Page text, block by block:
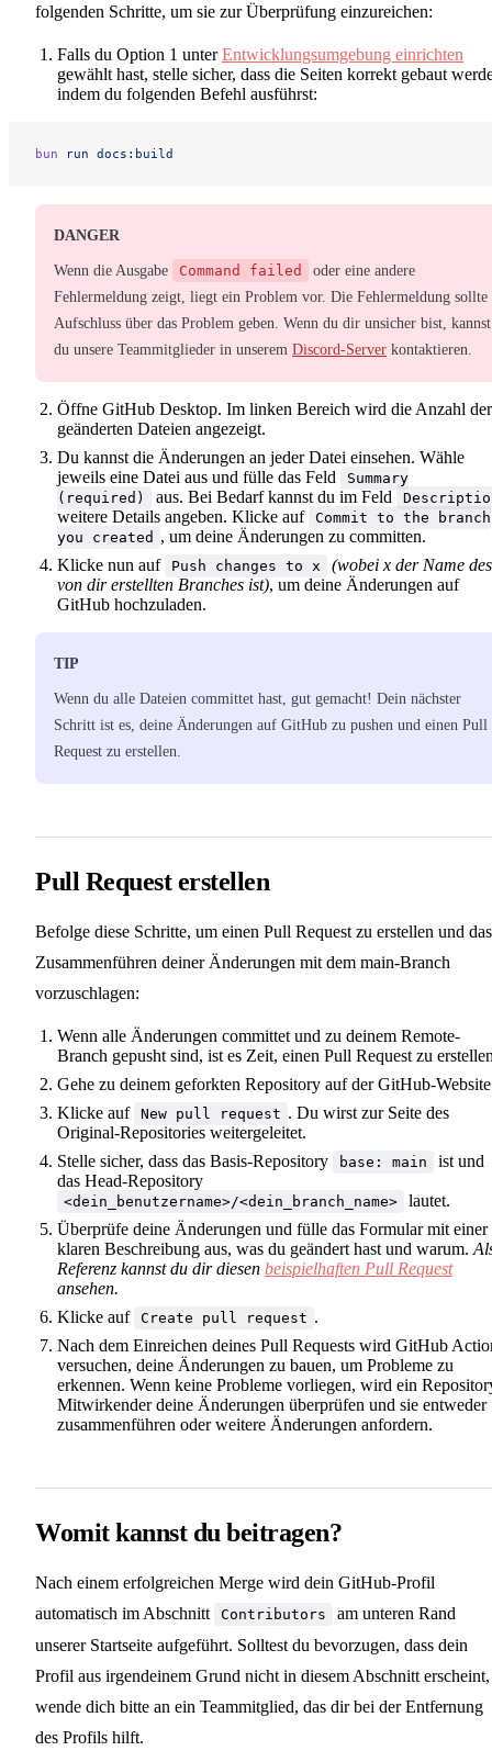
folgenden Schritte, um sie zur Überprüfung einzureichen:
Falls du Option 1 unterEntwicklungsumgebung einrichten
gewählt hast, stelle sicher, dass die Seiten korrekt gebaut
indem du folgenden Befehl ausführst:
bun run docs:build
DANGER
Wenn die Ausgabe Command failed
oder eine andere
Fehlermeldung zeigt, liegt ein Problem vor. Die Fehlermeldung sollte
Aufschluss über das Problem geben. Wenn du dir unsicher bist, kannst
du unsere Teammitglieder in unserem Discord-Server kontaktieren.
Öffne GitHub Desktop. Im linken Bereich wird die Anzahl der
geänderten Dateien angezeigt.
Du kannst die Änderungen an jeder Datei einsehen. Wähle
jeweils eine Datei aus und fülle das Feld
Summary
(required)
aus. Bei Bedarf kannst du im Feld
weitere Details angeben. Klicke auf Commit to the branch
you created , um deine Änderungen zu committen.
Klicke nun auf
Push changes to x
(wobei x der Name des
von dir erstellten Branches ist), um deine Änderungen auf
GitHub hochzuladen.
TIP
Wenn du alle Dateien committet hast, gut gemacht! Dein nächster
Schritt ist es, deine Änderungen auf GitHub zu pushen und einen Pull
Request zu erstellen.
Pull Request erstellen
Befolge diese Schritte, um einen Pull Request zu erstellen und das
Zusammenführen deiner Änderungen mit dem main-Branch
vorzuschlagen:
Wenn alle Änderungen committet und zu deinem Remote-
Branch gepusht sind, ist es Zeit, einen Pull Request zu
Gehe zu deinem geforkten Repository auf der GitHub-
Klicke auf New pull request . Du wirst zur Seite des
Original-Repositories weitergeleitet.
Stelle sicher, dass das Basis-Repository
base: main
ist und
das Head-Repository
<dein_benutzername>/<dein_branch_name>
lautet.
Überprüfe deine Änderungen und fülle das Formular mit einer
klaren Beschreibung aus, was du geändert hast und warum.
Referenz kannst du dir diesen beispielhaften Pull Request
ansehen.
Klicke auf Create pull request .
Nach dem Einreichen deines Pull Requests wird GitHub
versuchen, deine Änderungen zu bauen, um Probleme zu
erkennen. Wenn keine Probleme vorliegen, wird ein
Mitwirkender deine Änderungen überprüfen und sie entweder
zusammenführen oder weitere Änderungen anfordern.
Womit kannst du beitragen?
Nach einem erfolgreichen Merge wird dein GitHub-Profil
automatisch im Abschnitt
Contributors
am unteren Rand
unserer Startseite aufgeführt. Solltest du bevorzugen, dass dein
Profil aus irgendeinem Grund nicht in diesem Abschnitt erscheint,
wende dich bitte an ein Teammitglied, das dir bei der Entfernung
des Profils hilft.